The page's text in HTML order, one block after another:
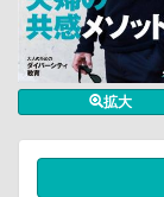
拡大